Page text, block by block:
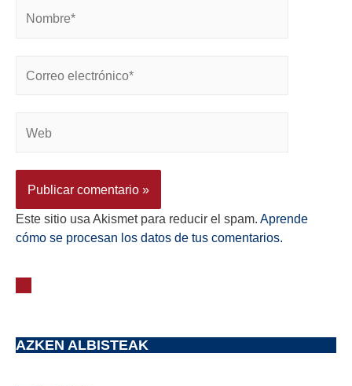
Este sitio usa Akismet para reducir el spam. Aprende
cómo se procesan los datos de tus comentarios.
AZKEN ALBISTEAK